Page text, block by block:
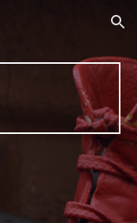
Skip to navigation